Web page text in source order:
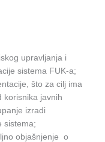
upravljanja i
sistema FUK-a;
što za cilj ima
korisnika javnih
izradi
sistema;
objašnjenje o